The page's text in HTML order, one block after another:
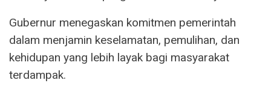
Gubernur menegaskan komitmen pemerintah
dalam menjamin keselamatan, pemulihan, dan
kehidupan yang lebih layak bagi masyarakat
terdampak.